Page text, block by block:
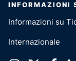
INFORMAZIONI
Informazioni su
Internazionale